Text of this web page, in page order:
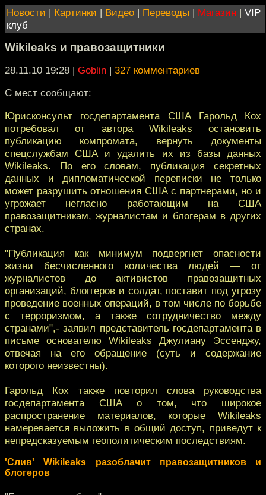
Новости | Картинки | Видео | Переводы | Магазин | VIP
клуб
Wikileaks и правозащитники
28.11.10 19:28 | Goblin | 327 комментариев
С мест сообщают:
Юрисконсульт госдепартамента США Гарольд Кох
потребовал от автора Wikileaks остановить
публикацию компромата, вернуть документы
спецслужбам США и удалить их из базы данных
Wikileaks. По его словам, публикация секретных
данных и дипломатической переписки не только
может разрушить отношения США с партнерами, но и
угрожает негласно работающим на США
правозащитникам, журналистам и блогерам в других
странах.
"Публикация как минимум подвергнет опасности
жизни бесчисленного количества людей — от
журналистов до активистов правозащитных
организаций, блоггеров и солдат, поставит под угрозу
проведение военных операций, в том числе по борьбе
с терроризмом, а также сотрудничество между
странами",- заявил представитель госдепартамента в
письме основателю Wikileaks Джулиану Эссенджу,
отвечая на его обращение (суть и содержание
которого неизвестны).
Гарольд Кох также повторил слова руководства
госдепартамента США о том, что широкое
распространение материалов, которые Wikileaks
намеревается выложить в общий доступ, приведут к
непредсказуемым геополитическим последствиям.
'Слив' Wikileaks разоблачит правозащитников и
блогеров